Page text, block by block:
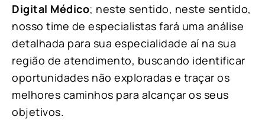
Digital Médico; neste sentido, neste sentido,
nosso time de especialistas fará uma análise
detalhada para sua especialidade aí na sua
região de atendimento, buscando identificar
oportunidades não exploradas e traçar os
melhores caminhos para alcançar os seus
objetivos.